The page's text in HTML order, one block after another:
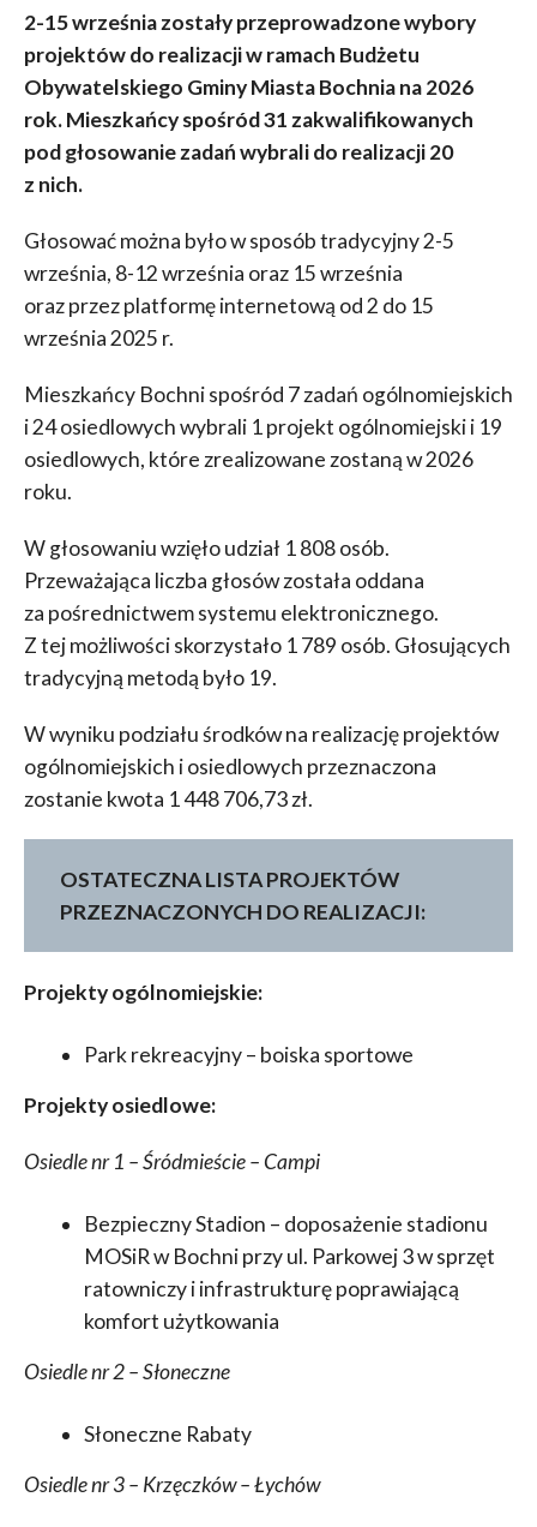
2-15 września zostały przeprowadzone wybory
projektów do realizacji w ramach Budżetu
Obywatelskiego Gminy Miasta Bochnia na 2026
rok. Mieszkańcy spośród 31 zakwalifikowanych
pod głosowanie zadań wybrali do realizacji 20
z nich.
Głosować można było w sposób tradycyjny 2-5
września, 8-12 września oraz 15 września
oraz przez platformę internetową od 2 do 15
września 2025 r.
Mieszkańcy Bochni spośród 7 zadań ogólnomiejskich
i 24 osiedlowych wybrali 1 projekt ogólnomiejski i 19
osiedlowych, które zrealizowane zostaną w 2026
roku.
W głosowaniu wzięło udział 1 808 osób.
Przeważająca liczba głosów została oddana
za pośrednictwem systemu elektronicznego.
Z tej możliwości skorzystało 1 789 osób. Głosujących
tradycyjną metodą było 19.
W wyniku podziału środków na realizację projektów
ogólnomiejskich i osiedlowych przeznaczona
zostanie kwota 1 448 706,73 zł.
OSTATECZNA LISTA PROJEKTÓW
PRZEZNACZONYCH DO REALIZACJI:
Projekty ogólnomiejskie:
Park rekreacyjny – boiska sportowe
Projekty osiedlowe:
Osiedle nr 1 – Śródmieście – Campi
Bezpieczny Stadion – doposażenie stadionu
MOSiR w Bochni przy ul. Parkowej 3 w sprzęt
ratowniczy i infrastrukturę poprawiającą
komfort użytkowania
Osiedle nr 2 – Słoneczne
Słoneczne Rabaty
Osiedle nr 3 – Krzęczków – Łychów